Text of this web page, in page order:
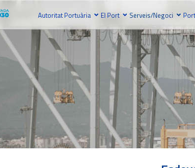
Autoritat Portuària El Port Serveis/Negoci